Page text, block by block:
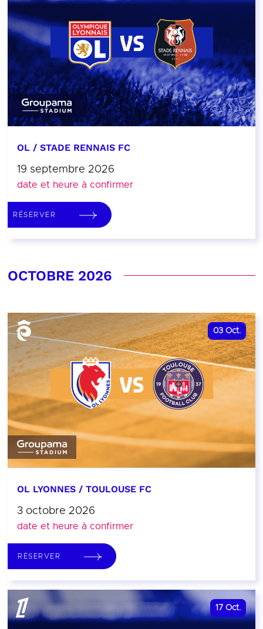
OL / STADE RENNAIS FC
19 septembre 2026
date et heure à confirmer
RÉSERVER
OCTOBRE 2026
03 Oct.
OL LYONNES / TOULOUSE FC
3 octobre 2026
date et heure à confirmer
RÉSERVER
17 Oct.